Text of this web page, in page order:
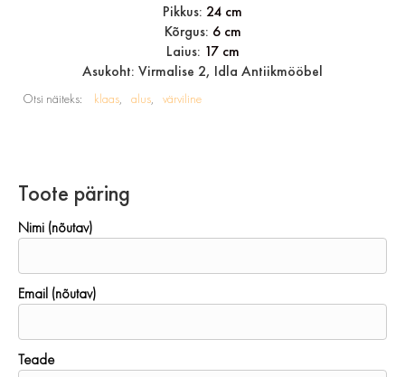
Pikkus: 24 cm
Kõrgus: 6 cm
Laius: 17 cm
Asukoht: Virmalise 2, Idla Antiikmööbel
Otsi näiteks: klaas alus värviline
Toote päring
Nimi (nõutav)
Email (nõutav)
Teade